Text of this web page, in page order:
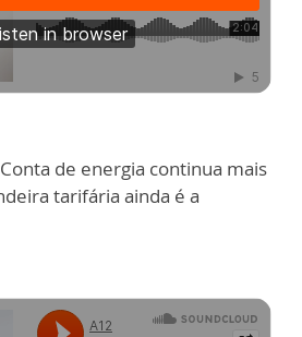
Conta de energia continua mais
tarifária ainda é a